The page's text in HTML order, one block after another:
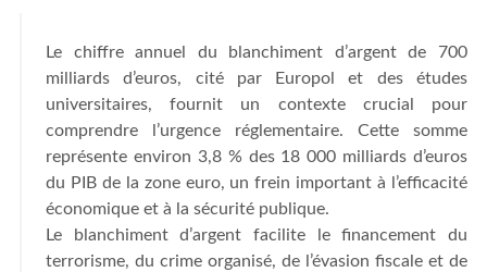
Le chiffre annuel du blanchiment d’argent de 700
milliards d’euros, cité par Europol et des études
universitaires, fournit un contexte crucial pour
comprendre l’urgence réglementaire. Cette somme
représente environ 3,8 % des 18 000 milliards d’euros
du PIB de la zone euro, un frein important à l’efficacité
économique et à la sécurité publique.
Le blanchiment d’argent facilite le financement du
terrorisme, du crime organisé, de l’évasion fiscale et de